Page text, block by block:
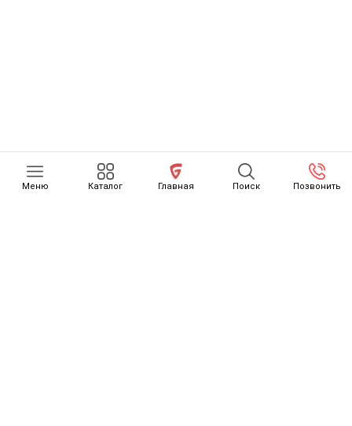
Меню Каталог Главная Поиск Позвонить